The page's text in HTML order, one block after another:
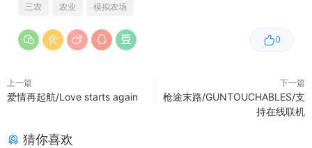
Massey Ferguson、New Holland、Valtra等知名农业机械
索令人兴奋的新技术，体验不同品牌和技术带来的独特农耕
0
三农 农业 模拟农场
上一篇
爱情再起航/Love starts again
下一篇
枪途末路/GUNTOUCHABLES/支
持在线联机
猜你喜欢